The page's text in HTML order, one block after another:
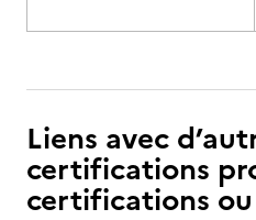
Liens avec
certifications
certifications